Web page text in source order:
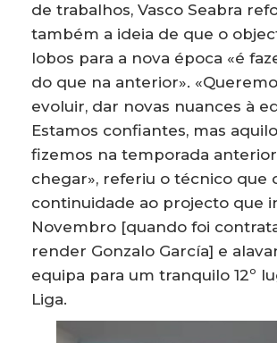
de trabalhos, Vasco Seabra
também a ideia de que o
lobos para a nova época «é
do que na anterior».
evoluir, dar novas nuances à
Estamos confiantes, mas
fizemos na temporada anterior
chegar», referiu o técnico que
continuidade ao projecto que
Novembro [quando foi
render Gonzalo García] e
equipa para um tranquilo 12º
Liga.